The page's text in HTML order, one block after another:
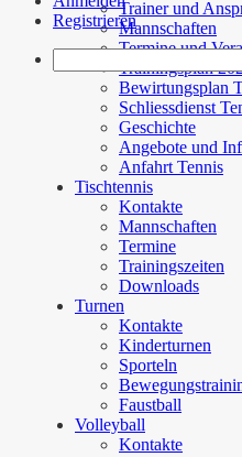
Trainer und
Mannschaften
Termine und
Trainingsplan
Bewirtungsplan
Schliessdienst
Geschichte
Angebote und
Anfahrt Tennis
Tischtennis
Kontakte
Mannschaften
Termine
Trainingszeiten
Downloads
Turnen
Kontakte
Kinderturnen
Sporteln
Faustball
Volleyball
Kontakte
Registrieren